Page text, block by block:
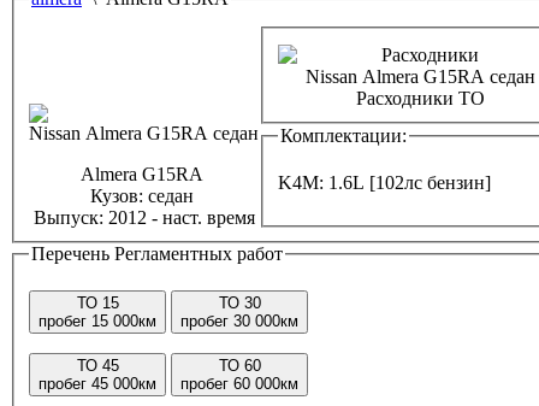
Almera G15RA
Кузов: седан
Выпуск: 2012 - наст. время
Расходники ТО
Комплектации:
K4M: 1.6L [102лс бензин]
Перечень Регламентных работ
ТО 15
пробег 15 000км
ТО 30
пробег 30 000км
ТО 45
пробег 45 000км
ТО 60
пробег 60 000км